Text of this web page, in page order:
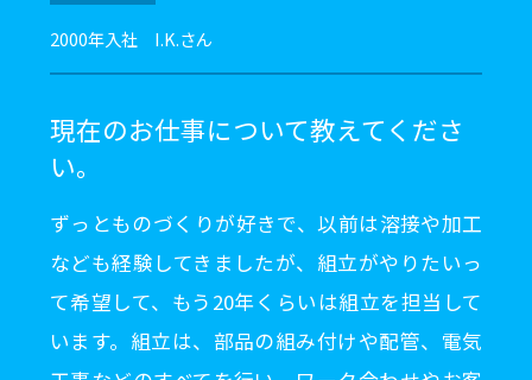
2000年入社 I.K.さん
現在のお仕事について教えてくださ
い。
ずっとものづくりが好きで、以前は溶接や加工
なども経験してきましたが、組立がやりたいっ
て希望して、もう20年くらいは組立を担当して
います。組立は、部品の組み付けや配管、電気